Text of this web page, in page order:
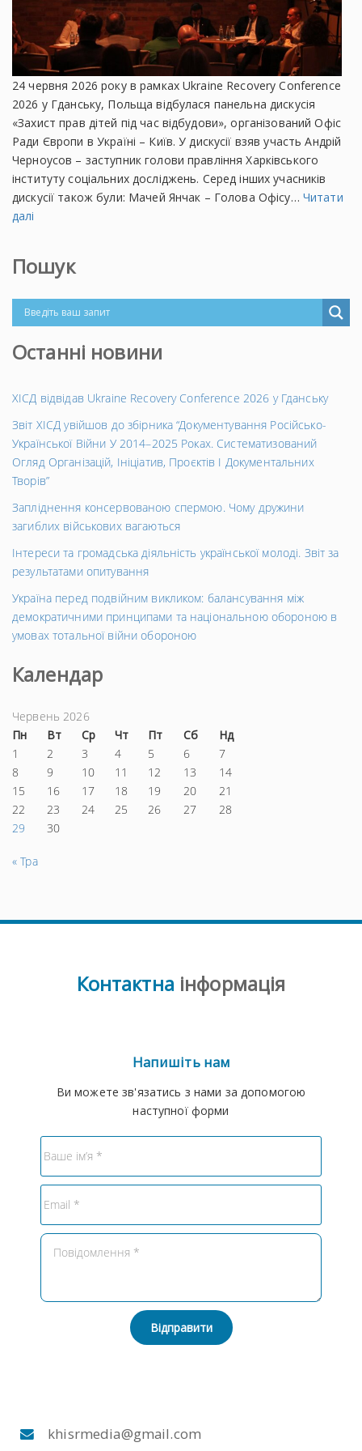
24 червня 2026 року в рамках Ukraine Recovery Conference
2026 у Гданську, Польща відбулася панельна дискусія
«Захист прав дітей під час відбудови», організований Офіс
Ради Європи в Україні – Київ. У дискусії взяв участь Андрій
Черноусов – заступник голови правління Харківського
інституту соціальних досліджень. Серед інших учасників
дискусії також були: Мачей Янчак – Голова Офісу… Читати
далі
Пошук
Останні новини
ХІСД відвідав Ukraine Recovery Conference 2026 у Гданську
Звіт ХІСД увійшов до збірника “Документування Російсько-
Української Війни У 2014–2025 Роках. Систематизований
Огляд Організацій, Ініціатив, Проєктів І Документальних
Творів”
Запліднення консервованою спермою. Чому дружини
загиблих військових вагаються
Інтереси та громадська діяльність української молоді. Звіт за
результатами опитування
Україна перед подвійним викликом: балансування між
демократичними принципами та національною обороною в
умовах тотальної війни обороною
Календар
Червень 2026
Пн
Вт Ср Чт Пт Сб
Нд
1
2 3 4 5 6
7
8
9 10 11 12 13
14
15
16 17 18 19 20
21
22
23 24 25 26 27
28
29
30
« Тра
Контактна інформація
Напишіть нам
Ви можете зв'язатись з нами за допомогою
наступної форми
Відправити
khisrmedia@gmail.com